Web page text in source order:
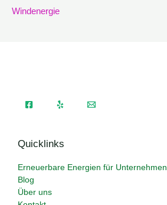
Windenergie
Quicklinks
Erneuerbare Energien für Unternehmen
Blog
Über uns